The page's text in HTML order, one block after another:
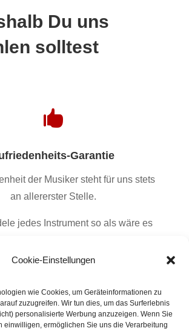
Cookie-Einstellungen
wie Cookies, um Geräteinformationen zu
zuzugreifen. Wir tun dies, um das Surferlebnis
personalisierte Werbung anzuzeigen. Wenn Sie
einwilligen, ermöglichen Sie uns die Verarbeitung
Du uns
solltest

Garantie
der Musiker steht für uns stets
an allererster Stelle.
jedes Instrument so als wäre es
auch bist. Auf deinen COA-Service
12 Monate Garantie. Sollten
dieser Zeit wider Erwarten
nötig sein, so werden diese